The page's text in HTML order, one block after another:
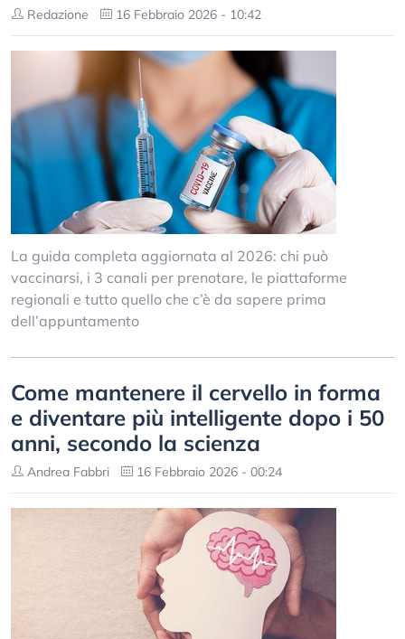
Redazione 16 Febbraio 2026 - 10:42
La guida completa aggiornata al 2026: chi può
vaccinarsi, i 3 canali per prenotare, le piattaforme
regionali e tutto quello che c’è da sapere prima
dell’appuntamento
Come mantenere il cervello in forma
e diventare più intelligente dopo i 50
anni, secondo la scienza
Andrea Fabbri 16 Febbraio 2026 - 00:24